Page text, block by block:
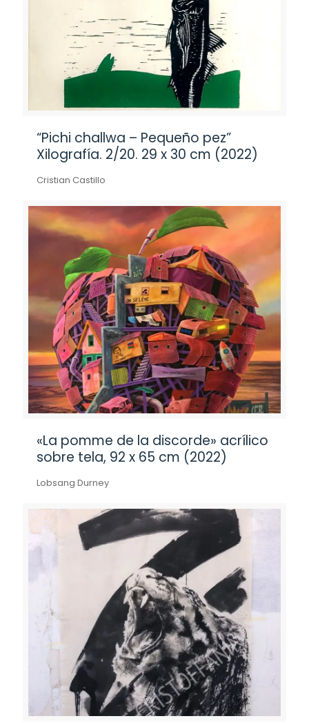
“Pichi challwa – Pequeño pez”
Xilografía. 2/20. 29 x 30 cm (2022)
Cristian Castillo
«La pomme de la discorde» acrílico
sobre tela, 92 x 65 cm (2022)
Lobsang Durney